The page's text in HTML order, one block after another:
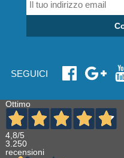
SEGUICI
Ottimo
4,8/5
3.250
recensioni